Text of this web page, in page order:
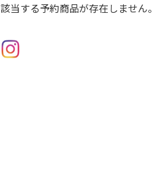
該当する予約商品が存在しません。